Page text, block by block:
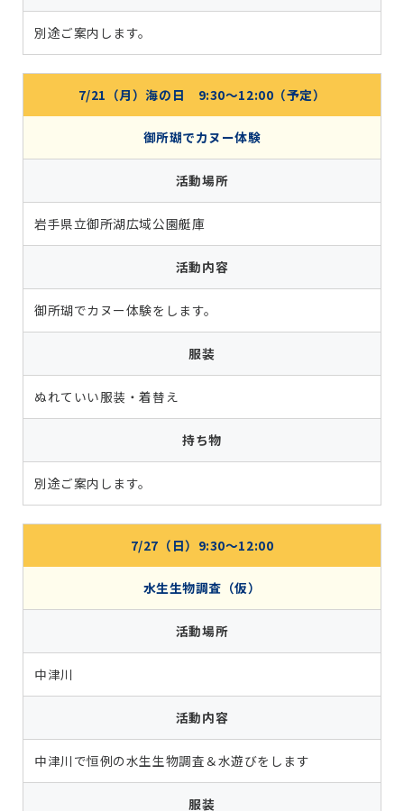
別途ご案内します。
7/21（月）海の日 9:30～12:00（予定）
御所瑚でカヌー体験
活動場所
岩手県立御所湖広域公園艇庫
活動内容
御所瑚でカヌー体験をします。
服装
ぬれていい服装・着替え
持ち物
別途ご案内します。
7/27（日）9:30～12:00
水生生物調査（仮）
活動場所
中津川
活動内容
中津川で恒例の水生生物調査＆水遊びをします
服装